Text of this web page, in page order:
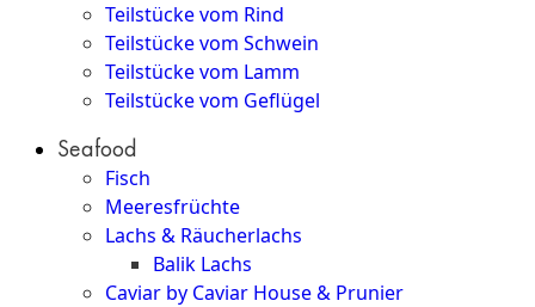
Teilstücke vom Rind
Teilstücke vom Schwein
Teilstücke vom Lamm
Teilstücke vom Geflügel
Seafood
Fisch
Meeresfrüchte
Lachs & Räucherlachs
Balik Lachs
Caviar by Caviar House & Prunier